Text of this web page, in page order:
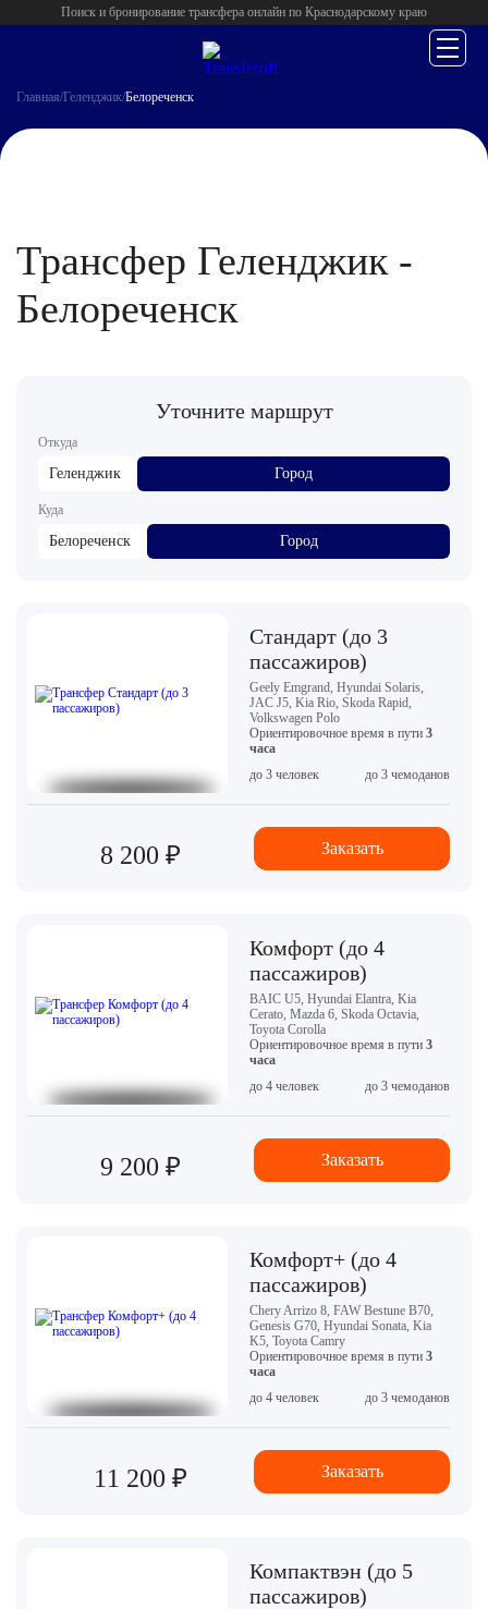
Поиск и бронирование трансфера онлайн по Краснодарскому краю
Главная/Геленджик/Белореченск
Трансфер Геленджик -
Белореченск
Уточните маршрут
Откуда
Геленджик Город
Куда
Белореченск Город
Стандарт (до 3
пассажиров)
Geely Emgrand, Hyundai Solaris,
JAC J5, Kia Rio, Skoda Rapid,
Volkswagen Polo
Ориентировочное время в пути 3
часа
до 3 человек
до 3 чемоданов
8 200 ₽ Заказать
Комфорт (до 4
пассажиров)
BAIC U5, Hyundai Elantra, Kia
Cerato, Mazda 6, Skoda Octavia,
Toyota Corolla
Ориентировочное время в пути 3
часа
до 4 человек
до 3 чемоданов
9 200 ₽ Заказать
Комфорт+ (до 4
пассажиров)
Chery Arrizo 8, FAW Bestune B70,
Genesis G70, Hyundai Sonata, Kia
K5, Toyota Camry
Ориентировочное время в пути 3
часа
до 4 человек
до 3 чемоданов
11 200 ₽ Заказать
Компактвэн (до 5
пассажиров)